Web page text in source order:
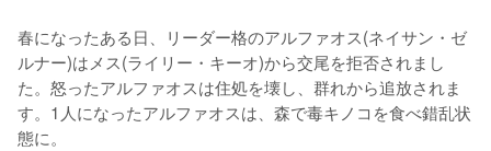
春になったある日、リーダー格のアルファオス(ネイサン・ゼ
ルナー)はメス(ライリー・キーオ)から交尾を拒否されまし
た。怒ったアルファオスは住処を壊し、群れから追放されま
す。1人になったアルファオスは、森で毒キノコを食べ錯乱状
態に。